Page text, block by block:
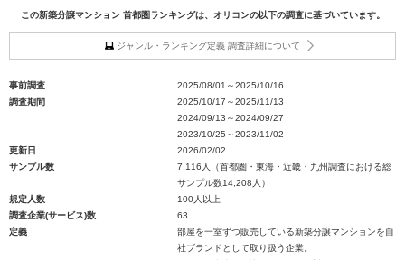
この新築分譲マンション 首都圏ランキングは、オリコンの以下の調査に基づいています。
ジャンル・ランキング定義 調査詳細について
事前調査
2025/08/01～2025/10/16
調査期間
2025/10/17～2025/11/13
2024/09/13～2024/09/27
2023/10/25～2023/11/02
更新日
2026/02/02
サンプル数
7,116人（首都圏・東海・近畿・九州調査における総
サンプル数14,208人）
規定人数
100人以上
調査企業(サービス)数
63
定義
部屋を一室ずつ販売している新築分譲マンションを自
社ブランドとして取り扱う企業。